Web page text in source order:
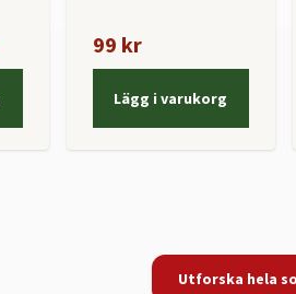
99 kr
Lägg i varukorg
Utforska hela